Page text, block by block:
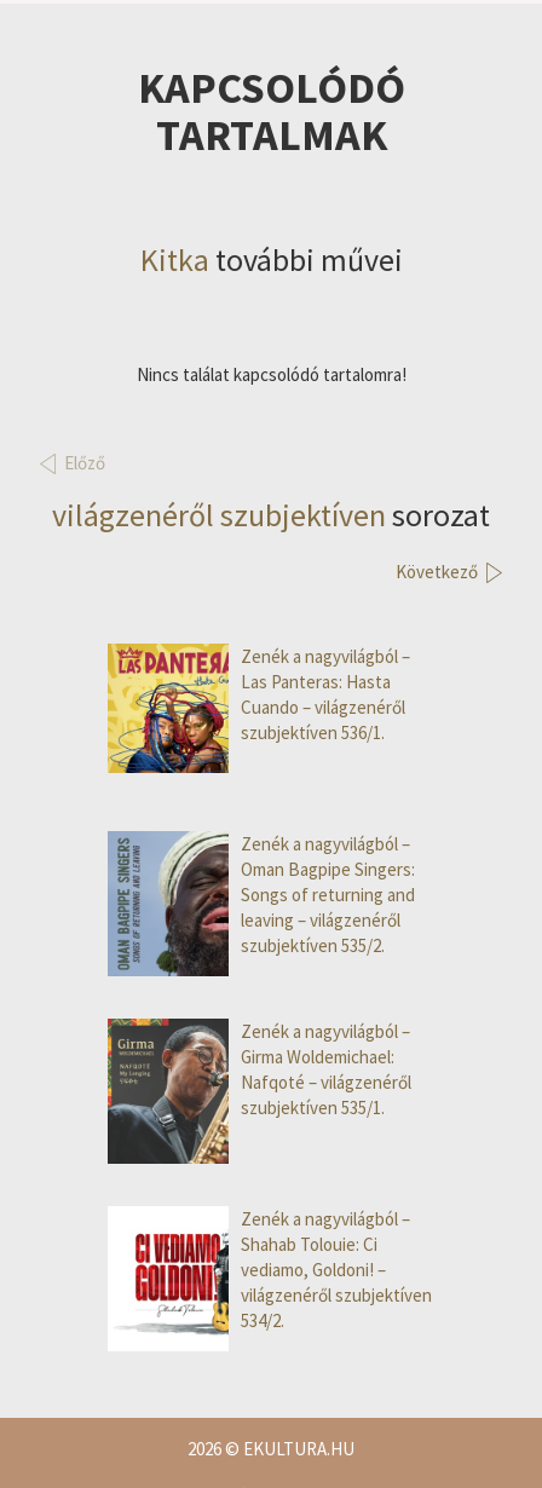
KAPCSOLÓDÓ
TARTALMAK
Kitka további művei
Nincs találat kapcsolódó tartalomra!
Előző
világzenéről szubjektívensorozat
Következő
Zenék a nagyvilágból –
Las Panteras: Hasta
Cuando – világzenéről
szubjektíven 536/1.
Zenék a nagyvilágból –
Oman Bagpipe Singers:
Songs of returning and
leaving – világzenéről
szubjektíven 535/2.
Zenék a nagyvilágból –
Girma Woldemichael:
Nafqoté – világzenéről
szubjektíven 535/1.
Zenék a nagyvilágból –
Shahab Tolouie: Ci
vediamo, Goldoni! –
világzenéről szubjektíven
534/2.
2026© EKULTURA.HU